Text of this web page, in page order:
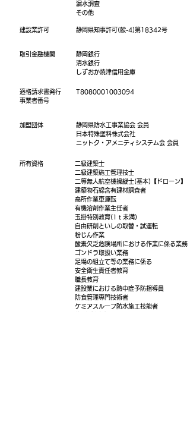
​建設業許可
​取引金融機関
​適格請求書発行
事業者番号
加盟団体
漏水調査
​その他
静岡県知事許可(般-4)第18342号
静岡銀行
清水銀行
​しずおか焼津信用金庫
T8080001003094
静岡県防水工事業協会 会員
​日本特殊塗料株式会社
ニットク・アメニティシステム会 会員
所有資格
二級建築士
二級建築施工管理技士
二等無人航空機操縦士(基本)【ドローン】
建築物石綿含有建材調査者
高所作業車運転
有機溶剤作業主任者
玉掛特別教育(1ｔ未満)
​自由研削といしの取替・試運転
粉じん作業
酸素欠乏危険場所における作業に係る業務
ゴンドラ取扱い業務
足場の組立て等の業務に係る
安全衛生責任者教育
職長教育
建設業における熱中症予防指導員
防食管理専門技術者
ケミアスルーフ防水施工技能者